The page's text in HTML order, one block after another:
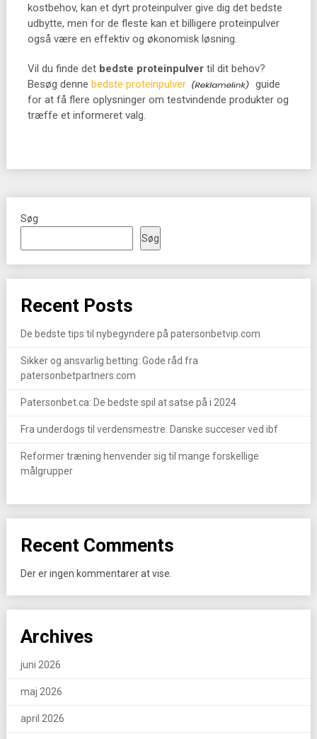
kostbehov, kan et dyrt proteinpulver give dig det bedste
udbytte, men for de fleste kan et billigere proteinpulver
også være en effektiv og økonomisk løsning.
Vil du finde det bedste proteinpulvertil dit behov?
Besøg denne bedste proteinpulver
guide
for at få flere oplysninger om testvindende produkter og
træffe et informeret valg.
Søg
Søg
Recent Posts
De bedste tips til nybegyndere på patersonbetvip.com
Sikker og ansvarlig betting: Gode råd fra
patersonbetpartners.com
Patersonbet.ca: De bedste spil at satse på i 2024
Fra underdogs til verdensmestre: Danske succeser ved ibf
Reformer træning henvender sig til mange forskellige
målgrupper
Recent Comments
Der er ingen kommentarer at vise.
Archives
juni 2026
maj 2026
april 2026